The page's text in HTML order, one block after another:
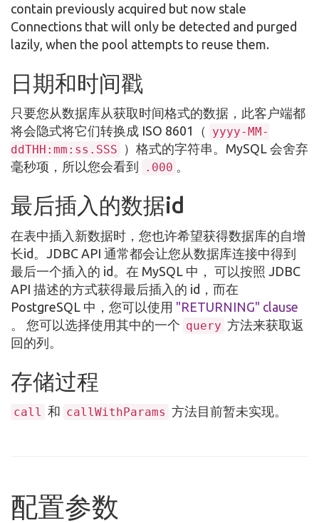
contain previously acquired but now stale
Connections that will only be detected and purged
lazily, when the pool attempts to reuse them.
日期和时间戳
只要您从数据库从获取时间格式的数据，此客户端都
将会隐式将它们转换成 ISO 8601（
yyyy-MM-
ddTHH:mm:ss.SSS
）格式的字符串。MySQL 会舍弃
毫秒项，所以您会看到
.000 。
最后插入的数据id
在表中插入新数据时，您也许希望获得数据库的自增
长id。JDBC API 通常都会让您从数据库连接中得到
最后一个插入的 id。在 MySQL 中， 可以按照 JDBC
API 描述的方式获得最后插入的 id，而在
PostgreSQL 中，您可以使用 "RETURNING" clause
。 您可以选择使用其中的一个 query 方法来获取返
回的列。
存储过程
call 和 callWithParams 方法目前暂未实现。
配置参数